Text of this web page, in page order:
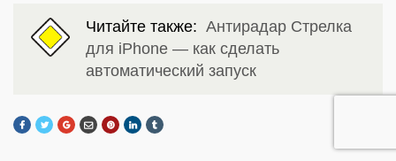
Читайте также: Антирадар Стрелка
для iPhone — как сделать
автоматический запуск